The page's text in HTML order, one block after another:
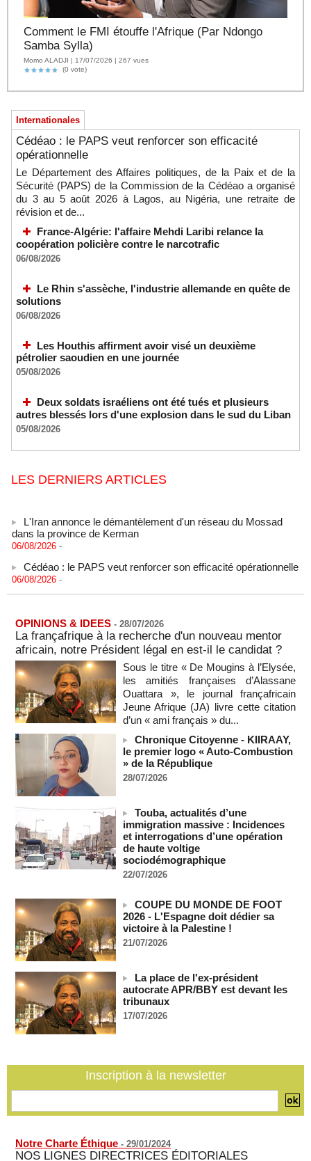
Comment le FMI étouffe l'Afrique (Par Ndongo
Samba Sylla)
Momo ALADJI | 17/07/2026 | 267 vues
(0 vote)
Internationales
Cédéao : le PAPS veut renforcer son efficacité
opérationnelle
Le Département des Affaires politiques, de la Paix et de la
Sécurité (PAPS) de la Commission de la Cédéao a organisé
du 3 au 5 août 2026 à Lagos, au Nigéria, une retraite de
révision et de...
France-Algérie: l'affaire Mehdi Laribi relance la
coopération policière contre le narcotrafic
06/08/2026
Le Rhin s'assèche, l'industrie allemande en quête de
solutions
06/08/2026
Les Houthis affirment avoir visé un deuxième
pétrolier saoudien en une journée
05/08/2026
Deux soldats israéliens ont été tués et plusieurs
autres blessés lors d'une explosion dans le sud du Liban
05/08/2026
LES DERNIERS ARTICLES
dans la province de Kerman
06/08/2026 -
06/08/2026
L'armée nigériane obtient une hausse salariale historique
Au Nigeria, plus de 300 victimes d’enlèvements ont été
libérées
06/08/2026 -
Au Nigeria, plus de 300 victimes d’enlèvements ont été
libérées
06/08/2026 -
Soutenir l’intégrité de l’information à Sao Tomé-et-Principe à
06/08/2026 -
Taïwan bloque un pont stratégique lors de la simulation d'une
invasion par la Chine
06/08/2026 -
Les Bourses mondiales suspendues au Moyen-Orient,
records en Europe
06/08/2026
Soudan du Sud : Les avocats de Riek Machar sollicitent un
accès à leur client avant la prochaine audience
France-Algérie: l'affaire Mehdi Laribi relance la coopération
policière contre le narcotrafic
06/08/2026 -
Guinée : l'absence du président Doumbouya ravive les
tensions politiques
Bénin: le nouveau Sénat élit son premier président
06/08/2026 -
La Centrafrique et le Cameroun apaisent les tensions après
un incident frontalier
OPINIONS & IDEES - 28/07/2026
La françafrique à la recherche d'un nouveau mentor
africain, notre Président légal en est-il le candidat ?
Sous le titre « De Mougins à l’Elysée,
les amitiés françaises d’Alassane
Ouattara », le journal françafricain
Jeune Afrique (JA) livre cette citation
d’un « ami français » du...
Chronique Citoyenne - KIIRAAY,
le premier logo « Auto-Combustion
» de la République
28/07/2026
Touba, actualités d’une
immigration massive : Incidences
et interrogations d’une opération
de haute voltige
sociodémographique
22/07/2026
COUPE DU MONDE DE FOOT
2026 - L'Espagne doit dédier sa
victoire à la Palestine !
21/07/2026
La place de l'ex-président
autocrate APR/BBY est devant les
tribunaux
17/07/2026
Inscription à la newsletter
Notre Charte Éthique - 29/01/2024
NOS LIGNES DIRECTRICES ÉDITORIALES